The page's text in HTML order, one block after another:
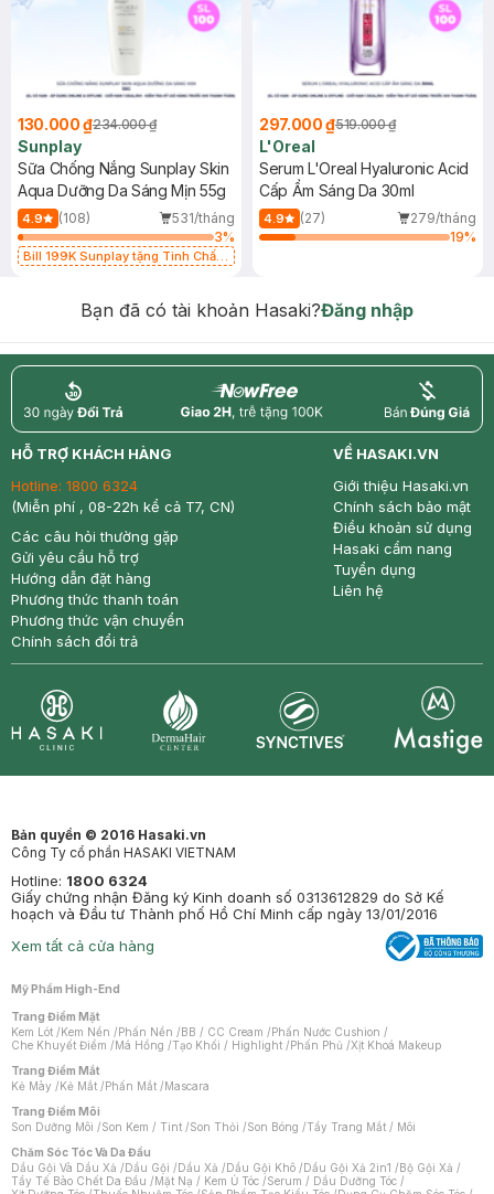
130.000 ₫234.000 ₫
Sunplay
Sữa Chống Nắng Sunplay Skin
Aqua Dưỡng Da Sáng Mịn 55g
4.9 (108)
531/tháng
3%
Bill 199K Sunplay tặng Tinh Chất
297.000 ₫519.000 ₫
L'Oreal
Serum L'Oreal Hyaluronic Acid
Cấp Ẩm Sáng Da 30ml
4.9 (27)
279/tháng
19%
Bạn đã có tài khoản Hasaki?Đăng nhập
return nowfree price
HỖ TRỢ KHÁCH HÀNG
Hotline: 1800 6324
(Miễn phí , 08-22h kể cả T7, CN)
Các câu hỏi thường gặp
Gửi yêu cầu hỗ trợ
Hướng dẫn đặt hàng
Phương thức thanh toán
Phương thức vận chuyển
Chính sách đổi trả
VỀ HASAKI.VN
Giới thiệu Hasaki.vn
Chính sách bảo mật
Điều khoản sử dụng
Hasaki cẩm nang
Tuyển dụng
Liên hệ
Bản quyền © 2016 Hasaki.vn
Công Ty cổ phần HASAKI VIETNAM
Hotline: 1800 6324
Giấy chứng nhận Đăng ký Kinh doanh số 0313612829 do Sở Kế
hoạch và Đầu tư Thành phố Hồ Chí Minh cấp ngày 13/01/2016
Xem tất cả cửa hàng
Mỹ Phẩm High-End
Trang Điểm Mặt
Kem Lót /Kem Nền /Phấn Nền /BB / CC Cream /Phấn Nước Cushion /
Che Khuyết Điểm /Má Hồng /Tạo Khối / Highlight /Phấn Phủ /Xịt Khoá Makeup
Trang Điểm Mắt
Kẻ Mày /Kẻ Mắt /Phấn Mắt /Mascara
Trang Điểm Môi
Son Dưỡng Môi /Son Kem / Tint /Son Thỏi /Son Bóng /Tẩy Trang Mắt / Môi
Chăm Sóc Tóc Và Da Đầu
Dầu Gội Và Dầu Xả /Dầu Gội /Dầu Xả /Dầu Gội Khô /Dầu Gội Xả 2in1 /Bộ Gội Xả /
Tẩy Tế Bào Chết Da Đầu /Mặt Nạ / Kem Ủ Tóc /Serum / Dầu Dưỡng Tóc /